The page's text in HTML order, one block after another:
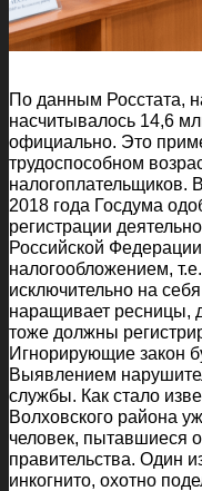
По данным Росстата,
насчитывалось 14,6
официально. Это
трудоспособном
налогоплательщиков.
2018 года Госдума
регистрации
Российской
налогообложением,
исключительно на
наращивает ресницы,
тоже должны
Игнорирующие закон
Выявлением
службы. Как стало
Волховского района
человек, пытавшиеся
правительства. Один
инкогнито, охотно